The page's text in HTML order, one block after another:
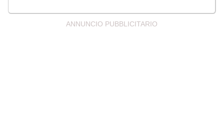
ANNUNCIO PUBBLICITARIO